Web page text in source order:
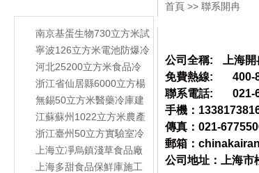
南京基蛋生物730立方米試
劑冷庫項目完工
寧波126立方米電池防爆冷
庫項目_上海開冉制冷
河北25200立方米食品冷
庫項目—上海開冉制冷
浙江省仙居縣6000立方楊
梅冷庫項目_上海開冉制冷
無錫50立方米醫藥冷庫建
造項目_上海開冉制冷
江蘇蘇州1022立方米農產
品冷庫建造工程項目—開
冉制冷
浙江臺州50立方實驗室冷
庫建造工程項目—開冉制
冷
上海立凈烏鎮淺草食品廠
300立方米食品冷庫工程項
上海多甜食品保鮮庫施工
首頁 >> 聯系開冉
公司全稱: 上海開
免費熱線: 400-
聯系電話: 021-
手機：
傳真：021-
郵箱：
公司地址：上海市